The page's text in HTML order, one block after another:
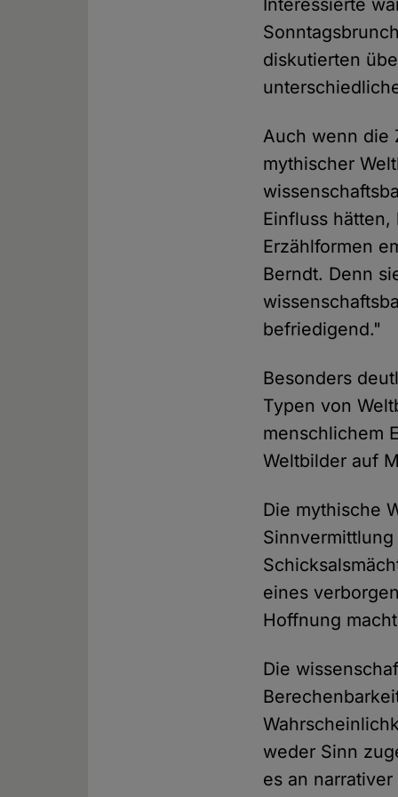
Interessierte
diskutierten
Auch wenn die
mythischer
Einfluss
Erzählformen
Berndt. Denn
befriedigend."
Besonders
Typen von
menschlichem
Weltbilder auf
Die mythische
eines
Hoffnung
Die
weder Sinn
es an